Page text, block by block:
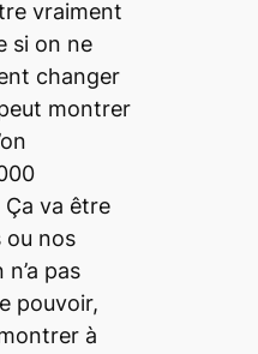
vraiment
si on ne
changer
montrer
va être
ou nos
pas
pouvoir,
à